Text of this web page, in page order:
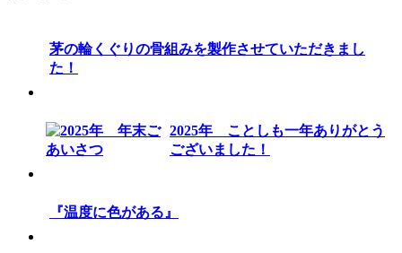
茅の輪くぐりの骨組みを製作させていただきまし
た！
2025年 ことしも一年ありがとう
ございました！
『温度に色がある』